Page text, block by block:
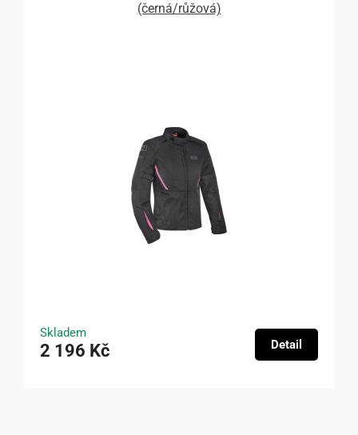
(černá/růžová)
Skladem
2 196 Kč Detail